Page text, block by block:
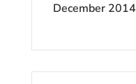
December 2014